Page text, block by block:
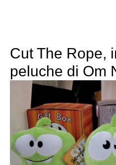
Cut The Rope,
peluche di Om